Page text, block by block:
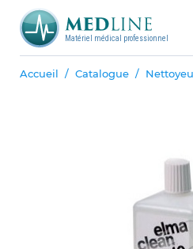
Matériel médical professionnel
Accueil Catalogue